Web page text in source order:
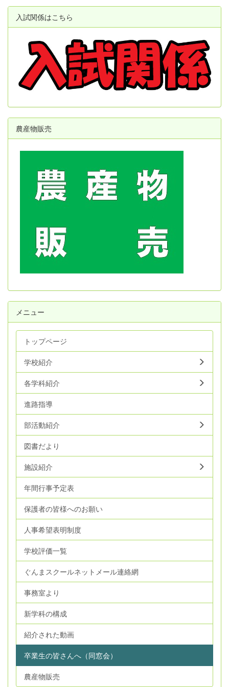
入試関係はこちら
農産物販売
メニュー
トップページ
学校紹介
各学科紹介
進路指導
部活動紹介
図書だより
施設紹介
年間行事予定表
保護者の皆様へのお願い
人事希望表明制度
学校評価一覧
ぐんまスクールネットメール連絡網
事務室より
新学科の構成
紹介された動画
卒業生の皆さんへ（同窓会）
農産物販売